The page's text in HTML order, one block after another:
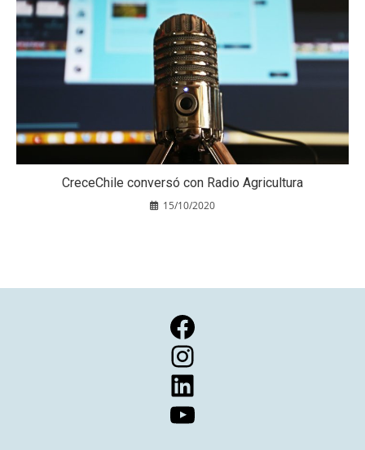
CreceChile conversó con Radio Agricultura
15/10/2020
Facebook
Instagram
LinkedIn
YouTube